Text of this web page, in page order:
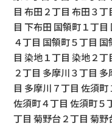
目 布田２丁目 布田３
目 下布田 国領町１丁
４丁目 国領町５丁目
目 染地１丁目 染地２
２丁目 多摩川３丁目
目 多摩川７丁目 佐須
佐須町４丁目 佐須町５
丁目 菊野台２丁目 菊